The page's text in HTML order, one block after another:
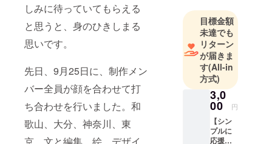
しみに待っていてもらえる
と思うと、身のひきしまる
思いです。
先日、9月25日に、制作メン
バー全員が顔を合わせて打
ち合わせを行いました。和
歌山、大分、神奈川、東
京。文と編集、絵、デザイ
目標金額
未達でも
リターン
が届きま
す(All-in
方式)
3,0
00 円
【シン
プルに
応援プ